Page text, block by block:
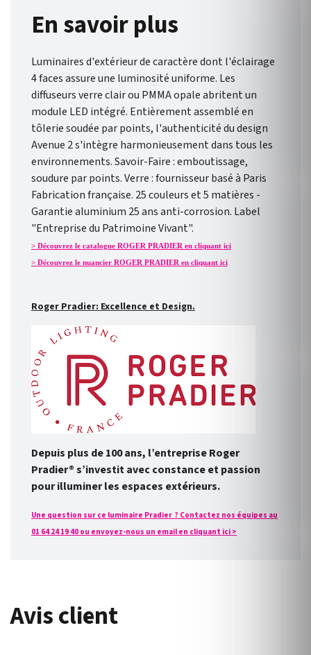
En savoir plus
Luminaires d'extérieur de caractère dont l'éclairage
4 faces assure une luminosité uniforme. Les
diffuseurs verre clair ou PMMA opale abritent un
module LED intégré. Entièrement assemblé en
tôlerie soudée par points, l'authenticité du design
Avenue 2 s'intègre harmonieusement dans tous les
environnements. Savoir-Faire : emboutissage,
soudure par points. Verre : fournisseur basé à Paris
Fabrication française. 25 couleurs et 5 matières -
Garantie aluminium 25 ans anti-corrosion. Label
"Entreprise du Patrimoine Vivant".
> Découvrez le catalogue ROGER PRADIER en cliquant ici
> Découvrez le nuancier ROGER PRADIER en cliquant ici
Roger Pradier: Excellence et Design.
Depuis plus de 100 ans, l’entreprise Roger
Pradier® s’investit avec constance et passion
pour illuminer les espaces extérieurs.
Une question sur ce luminaire Pradier ? Contactez nos équipes au
01 64 24 19 40 ou envoyez-nous un email en cliquant ici >
Avis client